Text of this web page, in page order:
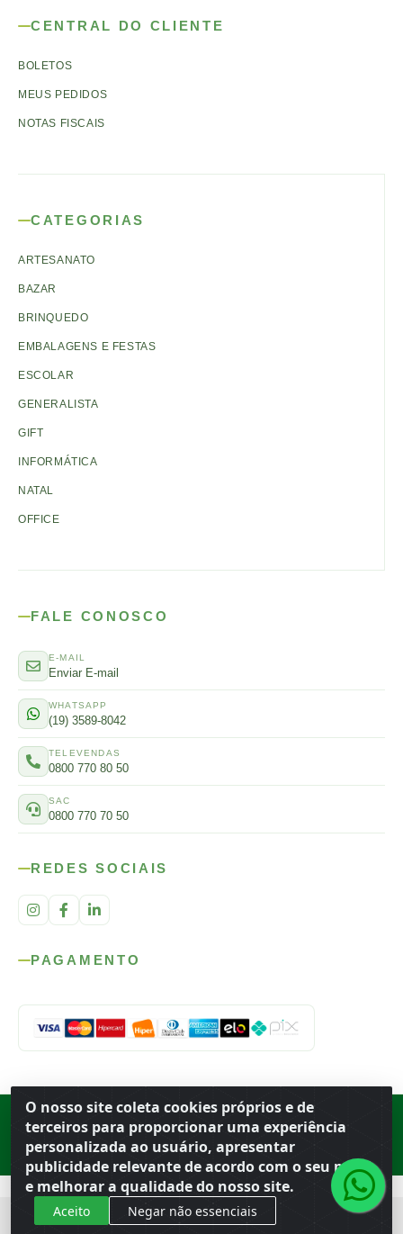
O nosso site coleta cookies próprios e de
terceiros para proporcionar uma experiência
personalizada ao usuário, apresentar
publicidade relevante de acordo com o seu perfil
e melhorar a qualidade do nosso site.
Aceito
Negar não essenciais
CENTRAL DO CLIENTE
BOLETOS
MEUS PEDIDOS
NOTAS FISCAIS
CATEGORIAS
ARTESANATO
BAZAR
BRINQUEDO
EMBALAGENS E FESTAS
ESCOLAR
GENERALISTA
GIFT
INFORMÁTICA
NATAL
OFFICE
FALE CONOSCO
E-MAIL
Enviar E-mail
WHATSAPP
(19) 3589-8042
TELEVENDAS
0800 770 80 50
SAC
0800 770 70 50
REDES SOCIAIS
PAGAMENTO
Rod. SP-215, s/n, km 98 — Área Rural Porto Ferreira ·BR
· CEP
· CNPJ 56.679.863/0001-91
© 2026 Atacado Ideal